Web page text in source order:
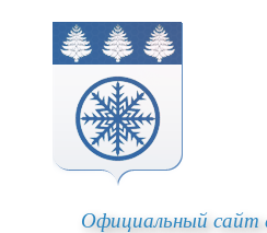
Официальный сайт